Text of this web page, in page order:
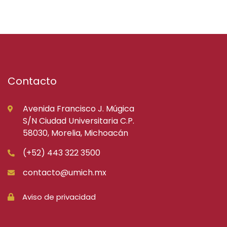
Contacto
Avenida Francisco J. Múgica
S/N Ciudad Universitaria C.P.
58030, Morelia, Michoacán
(+52) 443 322 3500
contacto@umich.mx
Aviso de privacidad